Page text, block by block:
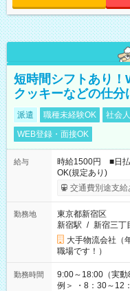
短時間シフトあり！
クッキーなどの仕分
派遣 職種未経験OK 社会
WEB登録・面接OK
給与
時給1500円 ■日
OK(規定あり)
交通費別途支給
勤務地
東京都新宿区
新宿駅 / 新宿三丁
大手物流会社（
職場です！）
勤務時間
9:00～18:00（実動8時間） 希望の時間帯を選
例＞ ・8：30～12